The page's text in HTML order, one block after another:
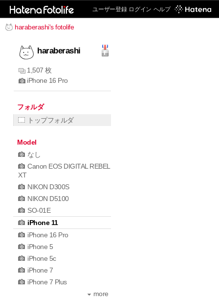
ユーザー登録 ログイン ヘルプ
haraberashi's fotolife
haraberashi
1,507 枚
iPhone 16 Pro
フォルダ
トップフォルダ
Model
なし
Canon EOS DIGITAL REBEL
XT
NIKON D300S
NIKON D5100
SO-01E
iPhone 11
iPhone 16 Pro
iPhone 5
iPhone 5c
iPhone 7
iPhone 7 Plus
more